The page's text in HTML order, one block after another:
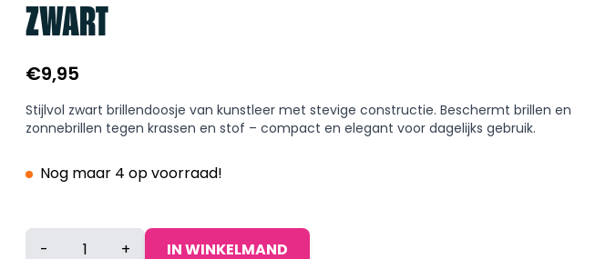
ZWART
€9,95
Stijlvol zwart brillendoosje van kunstleer met stevige constructie. Beschermt brillen en
zonnebrillen tegen krassen en stof – compact en elegant voor dagelijks gebruik.
Nog maar 4 op voorraad!
Brillendoosje
- + IN WINKELMAND